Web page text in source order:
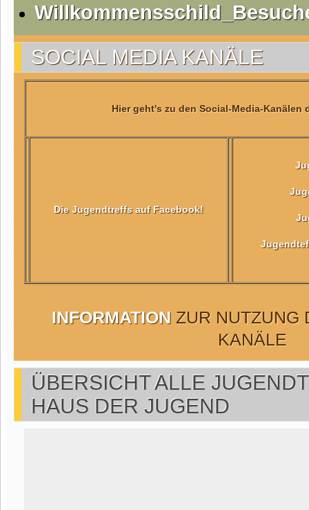
SOCIAL MEDIA KANÄLE
Hier geht's zu den Social-Media-Kanälen
Die Jugendtreffs auf Facebook!
INFORMATION ZUR NUTZUNG
KANÄLE
ÜBERSICHT ALLE
HAUS DER JUGEND